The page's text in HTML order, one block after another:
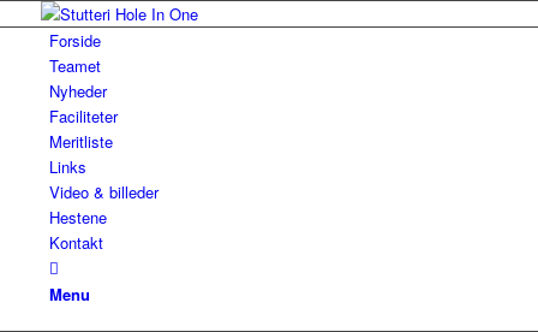
Forside
Teamet
Nyheder
Faciliteter
Meritliste
Links
Video & billeder
Hestene
Kontakt
Menu